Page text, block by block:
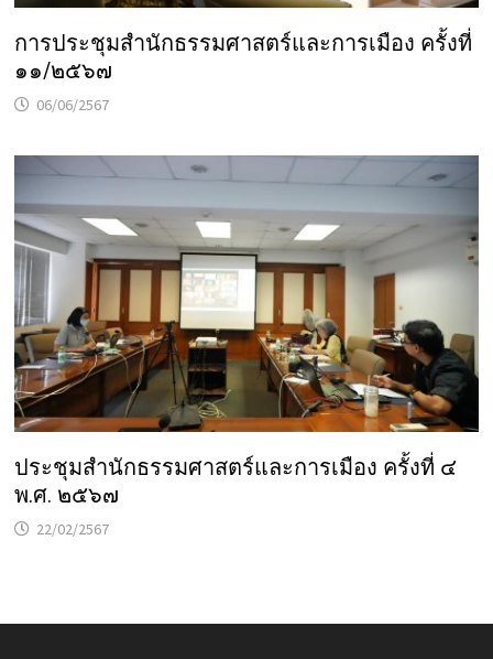
การประชุมสำนักธรรมศาสตร์และการเมือง ครั้งที่
๑๑/๒๕๖๗
06/06/2567
ประชุมสำนักธรรมศาสตร์และการเมือง ครั้งที่ ๔
พ.ศ. ๒๕๖๗
22/02/2567